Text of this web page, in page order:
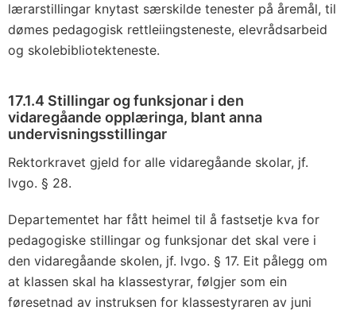
lærarstillingar knytast særskilde tenester på åremål, til
dømes pedagogisk rettleiingsteneste, elevrådsarbeid
og skolebibliotekteneste.
17.1.4 Stillingar og funksjonar i den
vidaregåande opplæringa, blant anna
undervisningsstillingar
Rektorkravet gjeld for alle vidaregåande skolar, jf.
lvgo. § 28.
Departementet har fått heimel til å fastsetje kva for
pedagogiske stillingar og funksjonar det skal vere i
den vidaregåande skolen, jf. lvgo. § 17. Eit pålegg om
at klassen skal ha klassestyrar, følgjer som ein
føresetnad av instruksen for klassestyraren av juni